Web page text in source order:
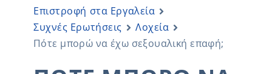
Επιστροφή στα Εργαλεία
Συχνές Ερωτήσεις
Λοχεία
Πότε μπορώ να έχω σεξουαλική επαφή;